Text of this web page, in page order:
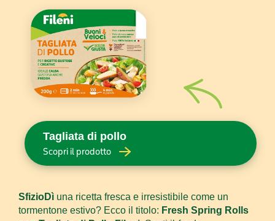
Tagliata di pollo
Scopri il prodotto
SfizioDì una ricetta fresca e irresistibile come un
tormentone estivo? Ecco il titolo: Fresh Spring Rolls